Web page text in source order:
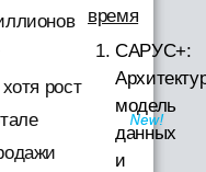
рост
время
САРУС+:
модель
данных
и